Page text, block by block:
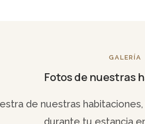
GALERÍA
Fotos de nuestras
de nuestras
durante tu estancia